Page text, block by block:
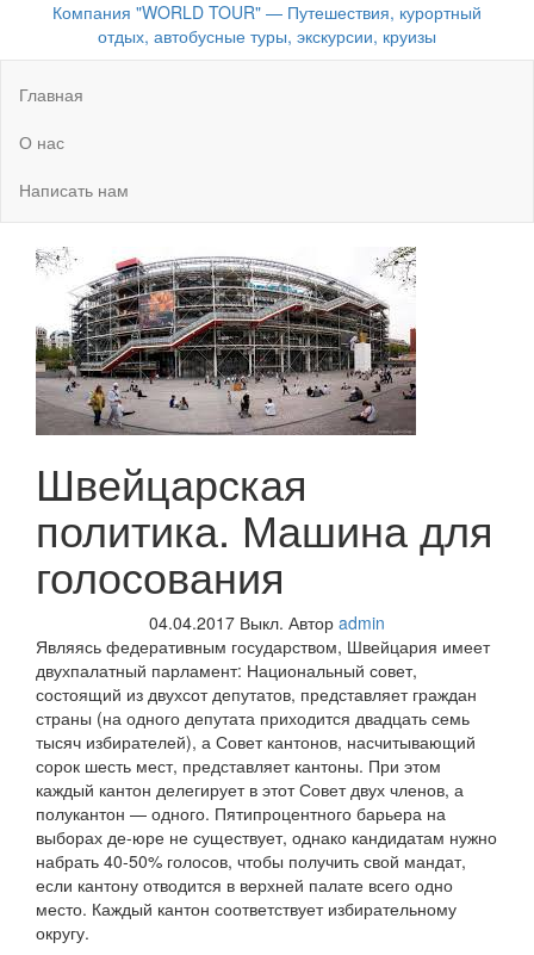
Компания "WORLD TOUR" — Путешествия, курортный
отдых, автобусные туры, экскурсии, круизы
Главная
О нас
Написать нам
Швейцарская
политика. Машина для
голосования
04.04.2017 Выкл. Автор admin
Являясь федеративным государством, Швейцария имеет
двухпалатный парламент: Национальный совет,
состоящий из двухсот депутатов, представляет граждан
страны (на одного депутата приходится двадцать семь
тысяч избирателей), а Совет кантонов, насчитывающий
сорок шесть мест, представляет кантоны. При этом
каждый кантон делегирует в этот Совет двух членов, а
полукантон — одного. Пятипроцентного барьера на
выборах де-юре не существует, однако кандидатам нужно
набрать 40-50% голосов, чтобы получить свой мандат,
если кантону отводится в верхней палате всего одно
место. Каждый кантон соответствует избирательному
округу.